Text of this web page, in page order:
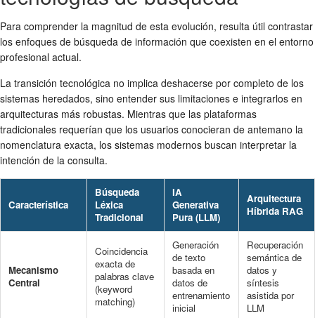
Para comprender la magnitud de esta evolución, resulta útil contrastar
los enfoques de búsqueda de información que coexisten en el entorno
profesional actual.
La transición tecnológica no implica deshacerse por completo de los
sistemas heredados, sino entender sus limitaciones e integrarlos en
arquitecturas más robustas. Mientras que las plataformas
tradicionales requerían que los usuarios conocieran de antemano la
nomenclatura exacta, los sistemas modernos buscan interpretar la
intención de la consulta.
Característica
Búsqueda
Léxica
Tradicional
IA
Generativa
Pura (LLM)
Arquitectura
Híbrida RAG
Mecanismo
Central
Coincidencia
exacta de
palabras clave
(keyword
matching)
Generación
de texto
basada en
datos de
entrenamiento
inicial
Recuperación
semántica de
datos y
síntesis
asistida por
LLM